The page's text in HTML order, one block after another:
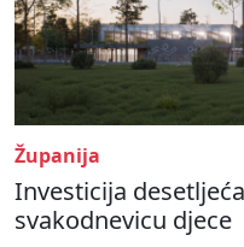
Županija
Investicija
svakodnevicu djece